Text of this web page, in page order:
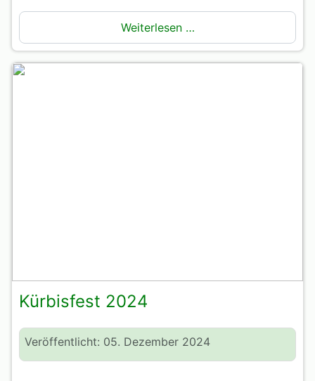
Weiterlesen …
Kürbisfest 2024
Veröffentlicht: 05. Dezember 2024